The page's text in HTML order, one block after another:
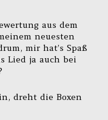
aus dem
neuesten
mir hat’s Spaß
Lied ja auch bei
dreht die Boxen